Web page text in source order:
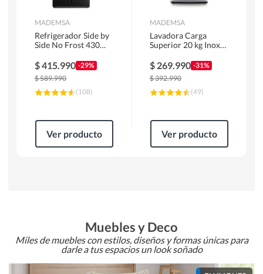
MADEMSA
Refrigerador Side by
Side No Frost 430
MAS430B
$415.990 -29%
$589.990
(108)
Ver producto
MADEMSA
Lavadora Carga
Superior 20 kg Inox
$ 269.990 -31%
$392.990
(49)
Ver producto
Muebles y Deco
Miles de muebles con estilos, diseños y formas únicas para
darle a tus espacios un look soñado